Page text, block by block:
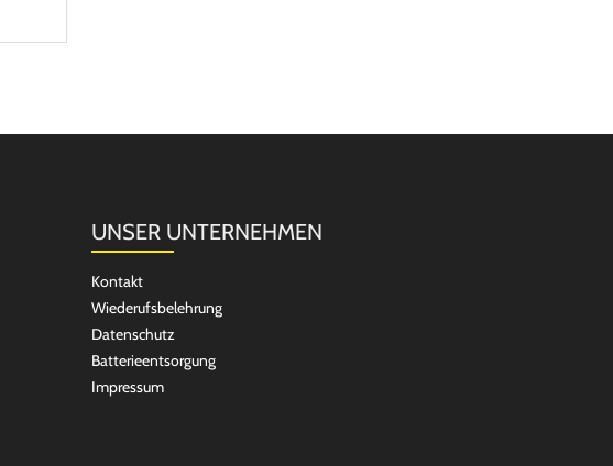
UNSER UNTERNEHMEN
Kontakt
Wiederufsbelehrung
Datenschutz
Batterieentsorgung
Impressum